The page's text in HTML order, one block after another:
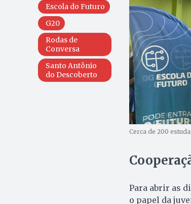
Escola do Futuro
G20
Rodas de
Conversa
Santo Antônio
do Descoberto
Cerca de 200
Para abrir as
o papel da